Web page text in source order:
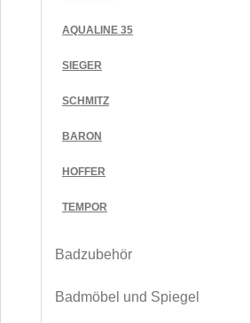
AQUALINE 35
SIEGER
SCHMITZ
BARON
HOFFER
TEMPOR
Badzubehör
Badmöbel und Spiegel